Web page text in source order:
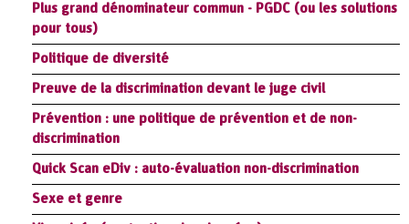
Plus grand dénominateur commun - PGDC (ou les solutions
pour tous)
Politique de diversité
Preuve de la discrimination devant le juge civil
Prévention : une politique de prévention et de non-
discrimination
Quick Scan eDiv : auto-évaluation non-discrimination
Sexe et genre